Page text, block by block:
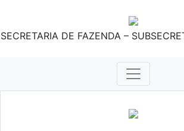
SECRETARIA DE FAZENDA –